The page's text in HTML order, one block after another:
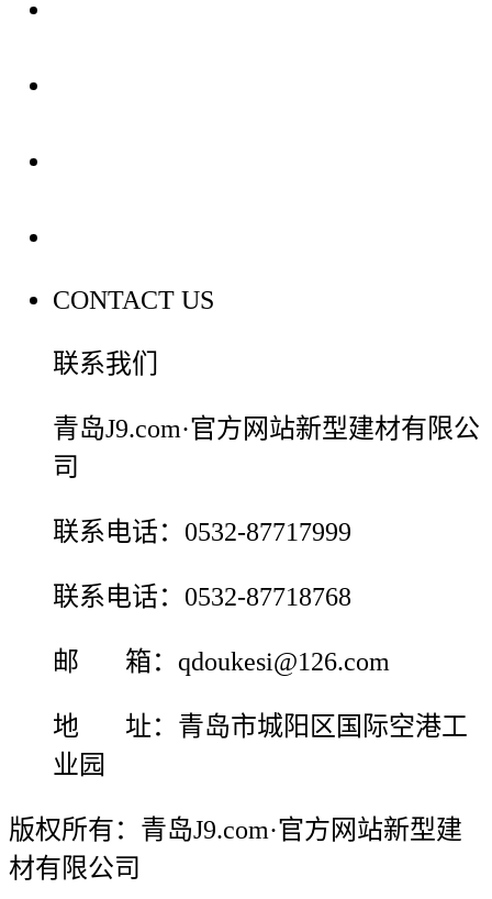
CONTACT US
联系我们
青岛J9.com·官方网站新型建材有限公
司
联系电话：0532-87717999
联系电话：0532-87718768
邮 箱：qdoukesi@126.com
地 址：青岛市城阳区国际空港工
业园
版权所有：青岛J9.com·官方网站新型建
材有限公司